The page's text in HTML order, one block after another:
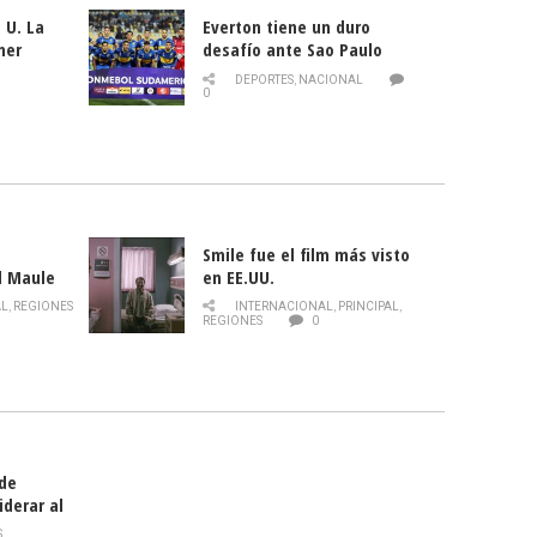
La
Everton tiene un duro
desafío ante Sao Paulo
DEPORTES, NACIONAL
0
Maule
de la
, REGIONES
Smile fue el film más visto
en EE.UU.
INTERNACIONAL, PRINCIPAL,
REGIONES
0
al